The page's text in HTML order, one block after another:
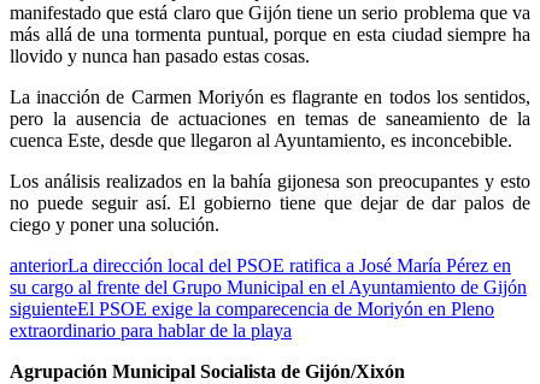
manifestado que está claro que Gijón tiene un serio problema que va
más allá de una tormenta puntual, porque en esta ciudad siempre ha
llovido y nunca han pasado estas cosas.
La inacción de Carmen Moriyón es flagrante en todos los sentidos,
pero la ausencia de actuaciones en temas de saneamiento de la
cuenca Este, desde que llegaron al Ayuntamiento, es inconcebible.
Los análisis realizados en la bahía gijonesa son preocupantes y esto
no puede seguir así. El gobierno tiene que dejar de dar palos de
ciego y poner una solución.
anteriorLa dirección local del PSOE ratifica a José María Pérez en
su cargo al frente del Grupo Municipal en el Ayuntamiento de Gijón
siguienteEl PSOE exige la comparecencia de Moriyón en Pleno
extraordinario para hablar de la playa
Agrupación Municipal Socialista de Gijón/Xixón